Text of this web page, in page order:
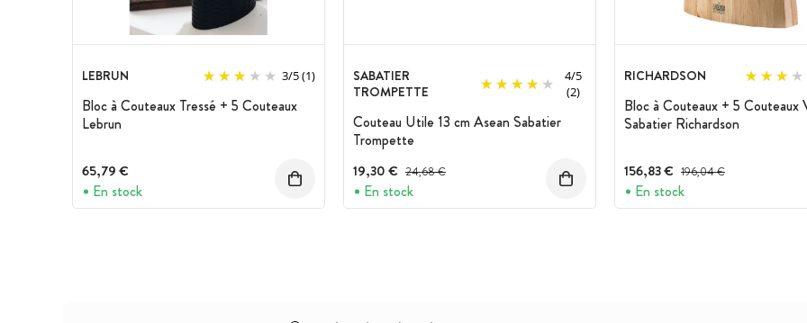
LEBRUN 3/5(1)
Bloc à Couteaux Tressé + 5 Couteaux
Lebrun
65,79 €
En stock
SABATIER
TROMPETTE
4/5
(2)
Couteau Utile 13 cm Asean Sabatier
Trompette
19,30 € Prix avant réduction :
24,68 €
En stock
RICHARDSON
Bloc à Couteaux + 5 Couteaux
Sabatier Richardson
156,83 € Prix avant réduction :
196,04 €
En stock